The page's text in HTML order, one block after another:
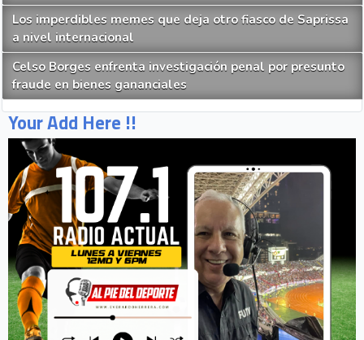
Los imperdibles memes que deja otro fiasco de Saprissa
a nivel internacional
Celso Borges enfrenta investigación penal por presunto
fraude en bienes gananciales
Your Add Here !!